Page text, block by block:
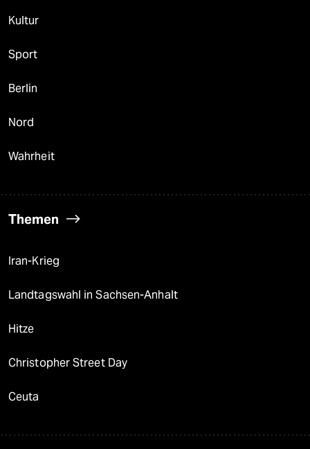
Kultur
Sport
Berlin
Nord
Wahrheit
Themen
Iran-Krieg
Landtagswahl in Sachsen-Anhalt
Hitze
Christopher Street Day
Ceuta